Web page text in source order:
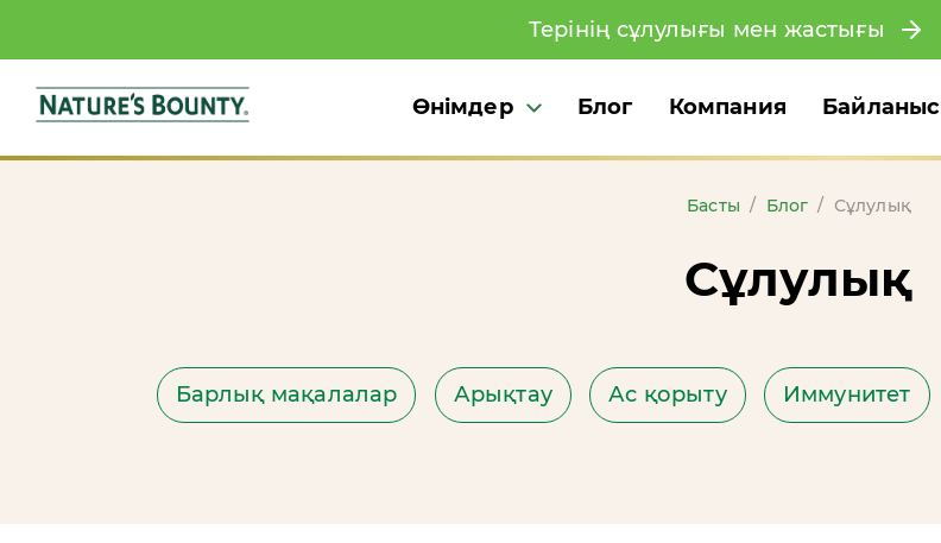
Терінің сұлулығы мен жастығы
Өнімдер Блог Компания Байланыс
Басты / Блог / Сұлулық
Сұлулық
Барлық мақалалар Арықтау Ас қорыту Иммунитет